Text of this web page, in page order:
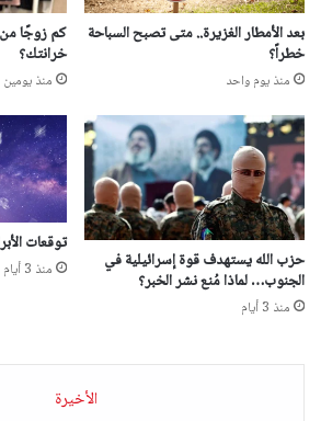
بعد الأمطار الغزيرة.. متى تصبح السباحة
خطراً؟
منذ يوم واحد
كم زوجًا من
خرانتك؟
منذ يومين
حزب الله يستهدف قوة إسرائيلية في
الجنوب… لماذا مُنع نشر الخبر؟
منذ 3 أيام
توقعات الأبراج
منذ 3 أيام
الأخيرة